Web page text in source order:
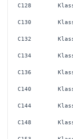
C128
C130
C132
C134
C136
C140
C144
C148